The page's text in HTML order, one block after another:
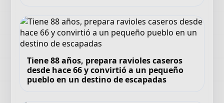
Tiene 88 años, prepara ravioles caseros
desde hace 66 y convirtió a un pequeño
pueblo en un destino de escapadas